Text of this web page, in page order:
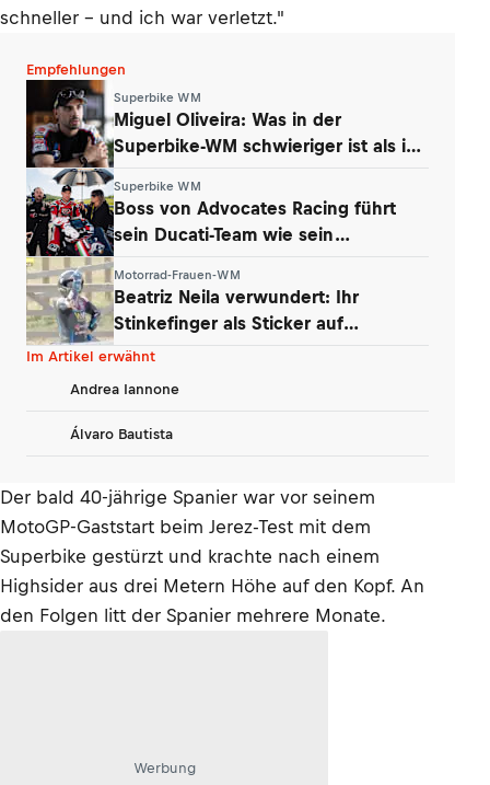
schneller – und ich war verletzt."
Empfehlungen
Superbike WM
Miguel Oliveira: Was in der
Superbike-WM schwieriger ist als in
Superbike WM
Boss von Advocates Racing führt
sein Ducati-Team wie sein
Motorrad-Frauen-WM
Beatriz Neila verwundert: Ihr
Stinkefinger als Sticker auf
WhatsApp & Insta
Im Artikel erwähnt
Andrea Iannone
Álvaro Bautista
Der bald 40-jährige Spanier war vor seinem
MotoGP-Gaststart beim Jerez-Test mit dem
Superbike gestürzt und krachte nach einem
Highsider aus drei Metern Höhe auf den Kopf. An
den Folgen litt der Spanier mehrere Monate.
Werbung